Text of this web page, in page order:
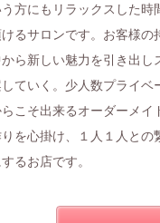
方にもリラックスした時
るサロンです。お客様の
ら新しい魅力を引き出し
ていく。少人数プライベ
こそ出来るオーダーメイ
を心掛け、１人１人との
るお店です。